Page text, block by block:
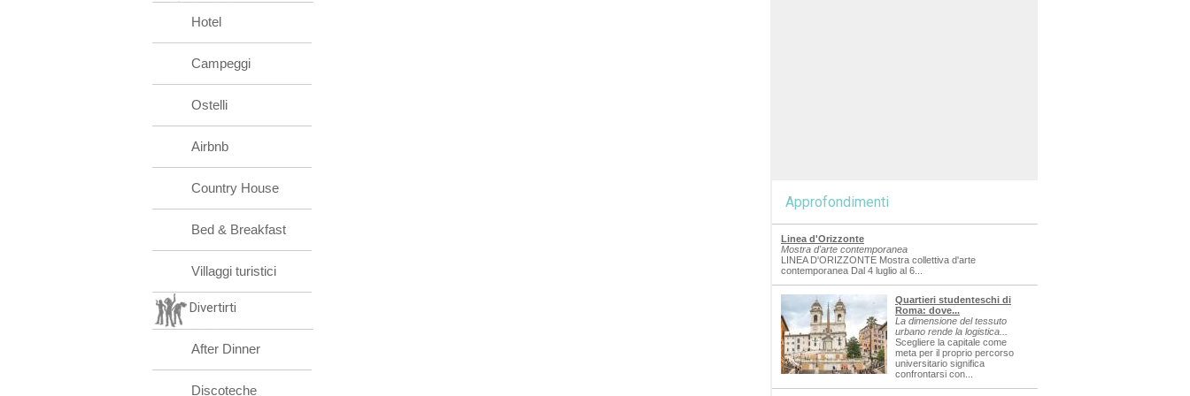
Hotel
Campeggi
Ostelli
Airbnb
Country House
Bed & Breakfast
Villaggi turistici
Divertirti
After Dinner
Discoteche
Approfondimenti
Linea d'Orizzonte
Mostra d'arte contemporanea
LINEA D'ORIZZONTE Mostra collettiva d'arte
contemporanea Dal 4 luglio al 6...
Quartieri studenteschi di
Roma: dove...
La dimensione del tessuto
urbano rende la logistica...
Scegliere la capitale come
meta per il proprio percorso
universitario significa
confrontarsi con...